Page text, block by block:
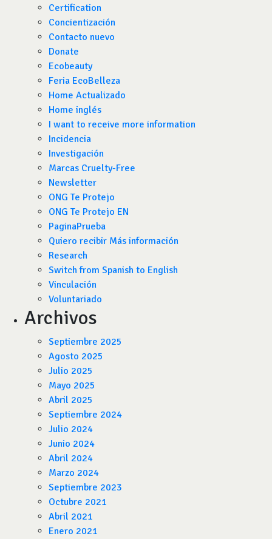
Certification
Concientización
Contacto nuevo
Donate
Ecobeauty
Feria EcoBelleza
Home Actualizado
Home inglés
I want to receive more information
Incidencia
Investigación
Marcas Cruelty-Free
Newsletter
ONG Te Protejo
ONG Te Protejo EN
PaginaPrueba
Quiero recibir Más información
Research
Switch from Spanish to English
Vinculación
Voluntariado
Archivos
Septiembre 2025
Agosto 2025
Julio 2025
Mayo 2025
Abril 2025
Septiembre 2024
Julio 2024
Junio 2024
Abril 2024
Marzo 2024
Septiembre 2023
Octubre 2021
Abril 2021
Enero 2021